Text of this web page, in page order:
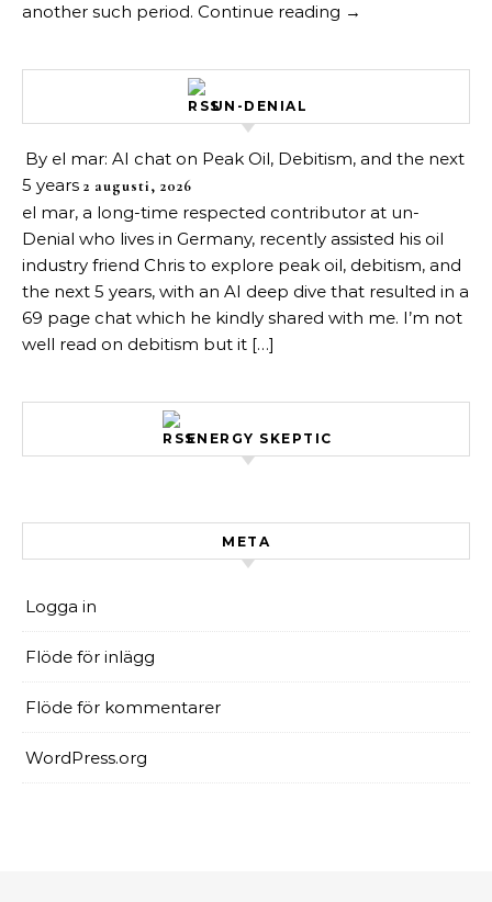
another such period. Continue reading →
UN-DENIAL
By el mar: AI chat on Peak Oil, Debitism, and the next
5 years 2 augusti, 2026
el mar, a long-time respected contributor at un-
Denial who lives in Germany, recently assisted his oil
industry friend Chris to explore peak oil, debitism, and
the next 5 years, with an AI deep dive that resulted in a
69 page chat which he kindly shared with me. I’m not
well read on debitism but it […]
ENERGY SKEPTIC
META
Logga in
Flöde för inlägg
Flöde för kommentarer
WordPress.org